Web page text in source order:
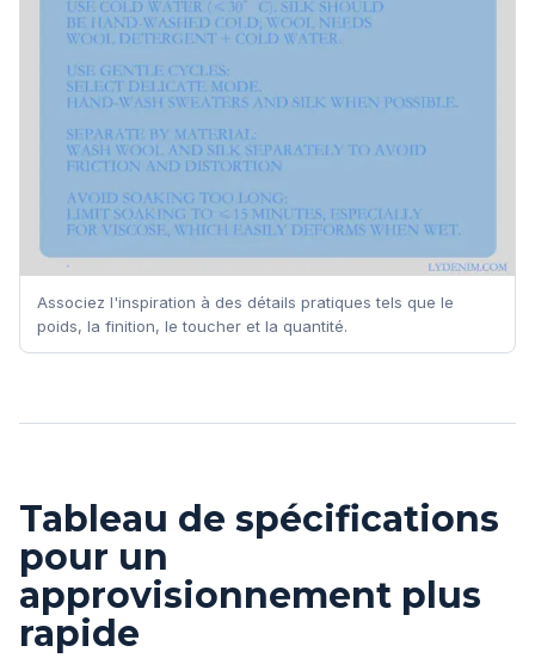
Associez l'inspiration à des détails pratiques tels que le
poids, la finition, le toucher et la quantité.
Tableau de spécifications
pour un
approvisionnement plus
rapide